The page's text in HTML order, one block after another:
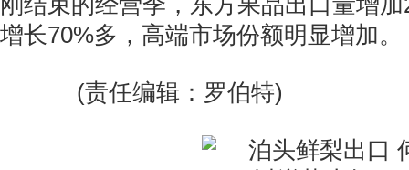
增长70%多，高端市场份额明显增加。
(责任编辑：罗伯特)